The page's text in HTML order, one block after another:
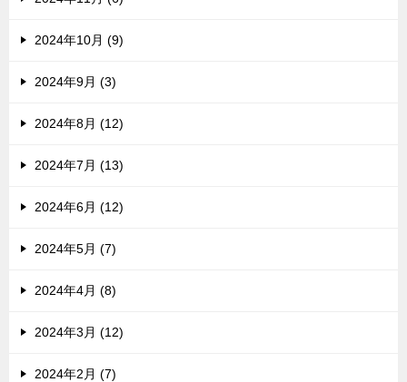
2024年10月 (9)
2024年9月 (3)
2024年8月 (12)
2024年7月 (13)
2024年6月 (12)
2024年5月 (7)
2024年4月 (8)
2024年3月 (12)
2024年2月 (7)